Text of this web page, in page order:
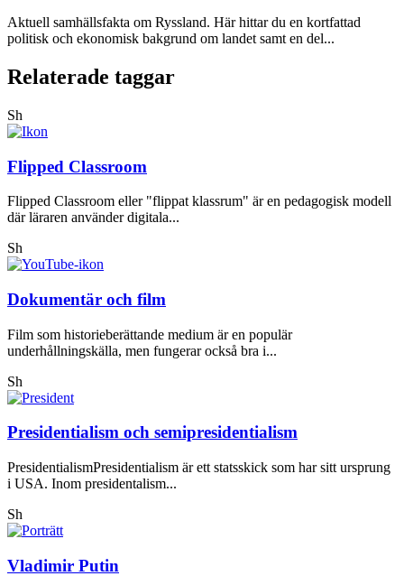
Aktuell samhällsfakta om Ryssland. Här hittar du en kortfattad
politisk och ekonomisk bakgrund om landet samt en del...
Relaterade taggar
Sh
Flipped Classroom
Flipped Classroom eller "flippat klassrum" är en pedagogisk modell
där läraren använder digitala...
Sh
Dokumentär och film
Film som historieberättande medium är en populär
underhållningskälla, men fungerar också bra i...
Sh
Presidentialism och semipresidentialism
PresidentialismPresidentialism är ett statsskick som har sitt ursprung
i USA. Inom presidentalism...
Sh
Vladimir Putin